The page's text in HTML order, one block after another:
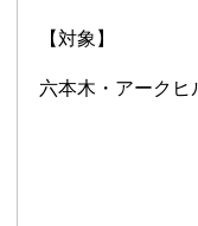
【対象】
六本木・アーク